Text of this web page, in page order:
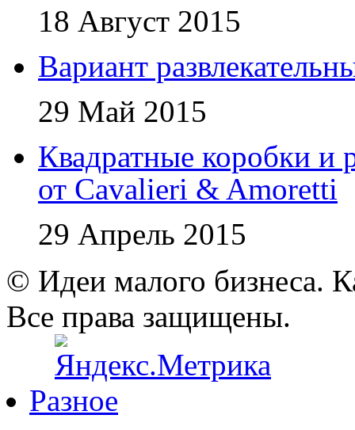
18 Август 2015
Вариант
29 Май 2015
Квадратные коробки и
от Cavalieri & Amoretti
29 Апрель 2015
© Идеи малого бизнеса.
Все права защищены.
Разное